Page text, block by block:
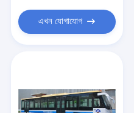
এখন যোগাযোগ